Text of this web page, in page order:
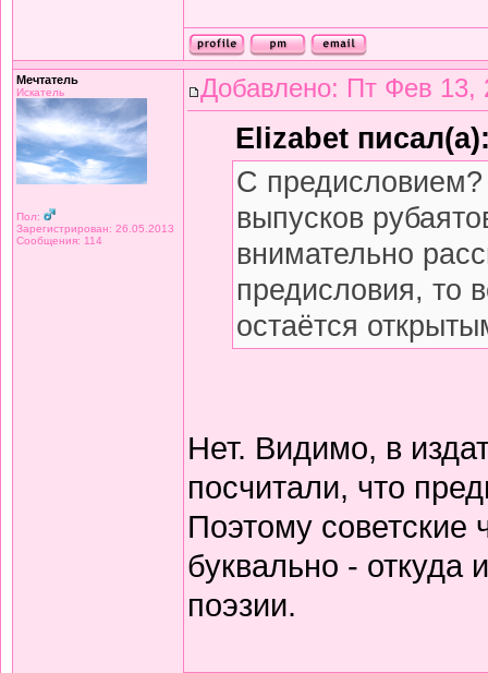
Мечтатель
Искатель
Пол:
Зарегистрирован: 26.05.2013
Сообщения: 114
Добавлено: Пт Фев 13,
Elizabet
С
выпусков
внимательно
предисловия, то
остаётся
Нет. Видимо, в
посчитали, что
Поэтому советские
буквально -
поэзии.